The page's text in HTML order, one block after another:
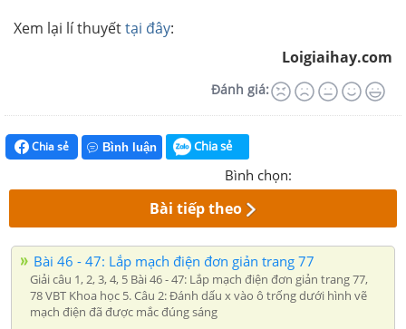
Xem lại lí thuyếttại đây:
Loigiaihay.com
Đánh giá:
Chia sẻ Bình luận Chia sẻ
Bình chọn:
Bài tiếp theo
Bài 46 - 47: Lắp mạch điện đơn giản trang 77
Giải câu 1, 2, 3, 4, 5 Bài 46 - 47: Lắp mạch điện đơn giản trang 77,
78 VBT Khoa học 5. Câu 2: Đánh dấu x vào ô trống dưới hình vẽ
mạch điện đã được mắc đúng sáng